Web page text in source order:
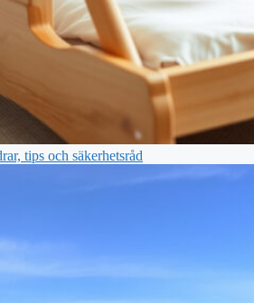
tips och säkerhetsråd